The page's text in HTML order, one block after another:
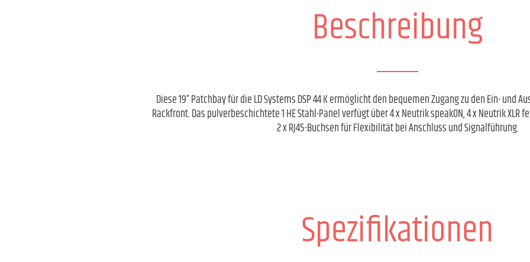
Beschreibung
Diese 19” Patchbay für die LD Systems DSP 44 K ermöglicht den bequemen Zugang zu den Ein- und
Rackfront. Das pulverbeschichtete 1 HE Stahl-Panel verfügt über 4 x Neutrik speakON, 4 x Neutrik XLR
2 x RJ45-Buchsen für Flexibilität bei Anschluss und Signalführung.
Spezifikationen